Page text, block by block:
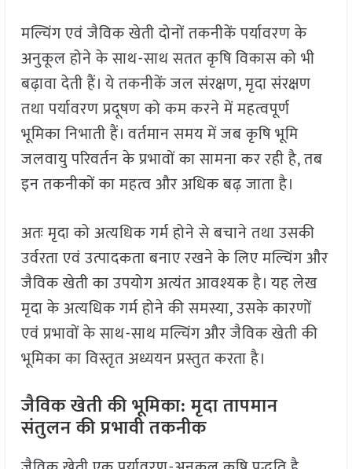
मल्चिंग एवं जैविक खेती दोनों तकनीकें पर्यावरण के
अनुकूल होने के साथ-साथ सतत कृषि विकास को भी
बढ़ावा देती हैं। ये तकनीकें जल संरक्षण, मृदा संरक्षण
तथा पर्यावरण प्रदूषण को कम करने में महत्वपूर्ण
भूमिका निभाती हैं। वर्तमान समय में जब कृषि भूमि
जलवायु परिवर्तन के प्रभावों का सामना कर रही है, तब
इन तकनीकों का महत्व और अधिक बढ़ जाता है।
अतः मृदा को अत्यधिक गर्म होने से बचाने तथा उसकी
उर्वरता एवं उत्पादकता बनाए रखने के लिए मल्चिंग और
जैविक खेती का उपयोग अत्यंत आवश्यक है। यह लेख
मृदा के अत्यधिक गर्म होने की समस्या, उसके कारणों
एवं प्रभावों के साथ-साथ मल्चिंग और जैविक खेती की
भूमिका का विस्तृत अध्ययन प्रस्तुत करता है।
जैविक खेती की भूमिका: मृदा तापमान
संतुलन की प्रभावी तकनीक